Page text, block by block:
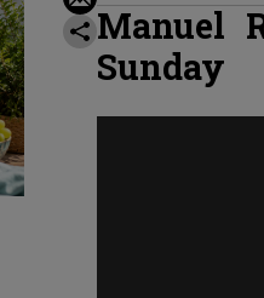
Manuel
Sunday